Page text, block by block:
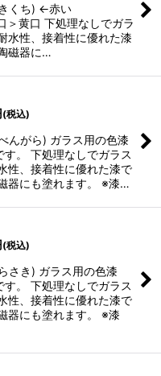
りきくち) ←赤い
黄口 下処理なしでガラ
水性、接着性に優れた漆
磁器に…
(税込)
んがら) ガラス用の色漆
。 下処理なしでガラス
性、接着性に優れた漆で
器にも塗れます。 ※漆…
(税込)
さき) ガラス用の色漆
。 下処理なしでガラス
性、接着性に優れた漆で
器にも塗れます。 ※漆